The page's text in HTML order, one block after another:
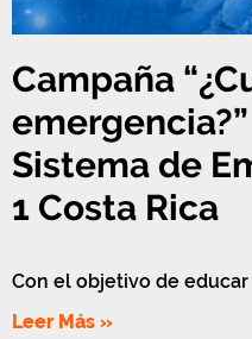
Campaña
Sistema de
1 Costa Rica
Con el objetivo de educar
Leer Más »